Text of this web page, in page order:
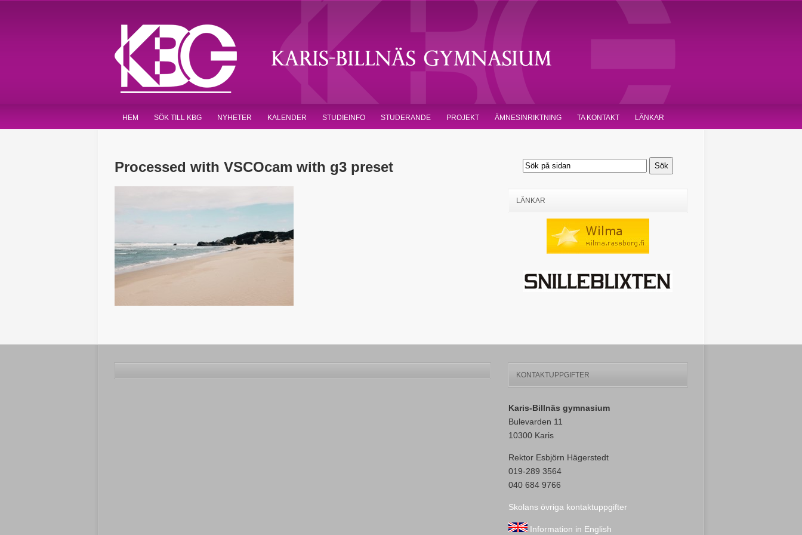
HEM SÖK TILL KBG NYHETER KALENDER STUDIEINFO STUDERANDE PROJEKT ÄMNESINRIKTNING TA KONTAKT LÄNKAR
Processed with VSCOcam with g3 preset
LÄNKAR
KONTAKTUPPGIFTER
Karis-Billnäs gymnasium
Bulevarden 11
10300 Karis
Rektor Esbjörn Hägerstedt
019-289 3564
040 684 9766
Skolans övriga kontaktuppgifter
Information in English